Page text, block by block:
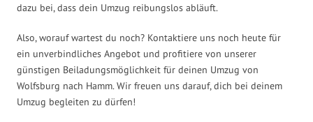
dazu bei, dass dein Umzug reibungslos abläuft.
Also, worauf wartest du noch? Kontaktiere uns noch heute für
ein unverbindliches Angebot und profitiere von unserer
günstigen Beiladungsmöglichkeit für deinen Umzug von
Wolfsburg nach Hamm. Wir freuen uns darauf, dich bei deinem
Umzug begleiten zu dürfen!